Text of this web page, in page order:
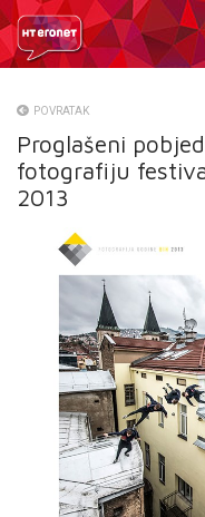
O NAMA
PRESS
NATJEČAJI
VELEPRODAJA
KONTAKTI
MOJ PROFIL
E-RAČUN
PODRŠKA
POVRATAK
Proglašeni
fotografiju
2013